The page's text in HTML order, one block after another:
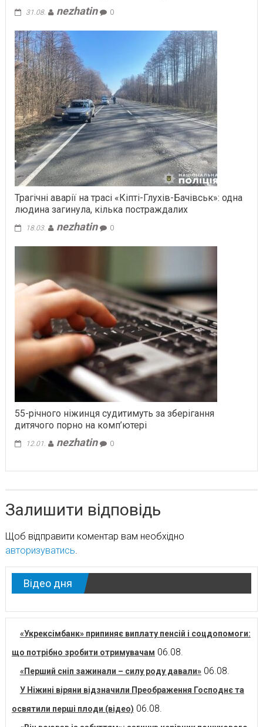
31.08. nezhatin 0
Трагічні аварії на трасі «Кіпті-Глухів-Бачівськ»: одна
людина загинула, кілька постраждалих
18.03. nezhatin 0
55-річного ніжинця судитимуть за зберігання
дитячого порно на комп’ютері
12.01. nezhatin 0
Залишити відповідь
Щоб відправити коментар вам необхідно
авторизуватись
Відео дня
«Укрексімбанк» припиняє виплату пенсій і соцдопомоги:
що потрібно зробити отримувачам 06.08.
«Перший сніп зажинали – силу роду давали» 06.08.
У Ніжині віряни відзначили Преображення Господнє та
освятили перші плоди (відео) 06.08.